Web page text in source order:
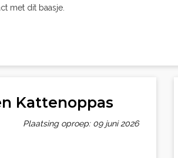
met dit baasje.
Kattenoppas
Plaatsing oproep: 09 juni 2026